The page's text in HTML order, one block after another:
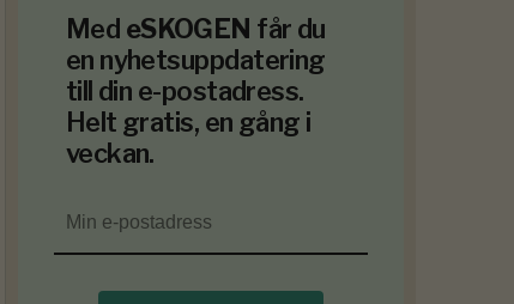
Med eSKOGEN får du
en nyhetsuppdatering
till din e-postadress.
Helt gratis, en gång i
veckan.